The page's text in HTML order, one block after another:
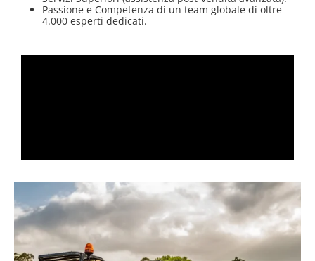
Passione e Competenza di un team globale di oltre
4.000 esperti dedicati.